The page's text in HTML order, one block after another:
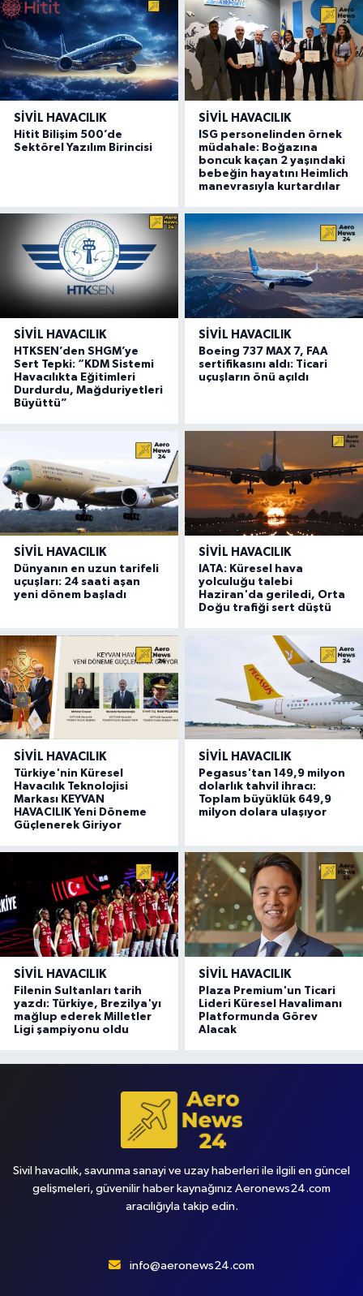
SIVIL HAVACILIK
Hitit Bilişim 500’de
Sektörel Yazılım Birincisi
SIVIL HAVACILIK
ISG personelinden örnek
müdahale: Boğazına
boncuk kaçan 2 yaşındaki
bebeğin hayatını Heimlich
manevrasıyla kurtardılar
SIVIL HAVACILIK
HTKSEN’den SHGM’ye
Sert Tepki: “KDM Sistemi
Havacılıkta Eğitimleri
Durdurdu, Mağduriyetleri
Büyüttü”
SIVIL HAVACILIK
Boeing 737 MAX 7, FAA
sertifikasını aldı: Ticari
uçuşların önü açıldı
SIVIL HAVACILIK
Dünyanın en uzun tarifeli
uçuşları: 24 saati aşan
yeni dönem başladı
SIVIL HAVACILIK
IATA: Küresel hava
yolculuğu talebi
Haziran'da geriledi, Orta
Doğu trafiği sert düştü
SIVIL HAVACILIK
Türkiye'nin Küresel
Havacılık Teknolojisi
Markası KEYVAN
HAVACILIK Yeni Döneme
Güçlenerek Giriyor
SIVIL HAVACILIK
Pegasus'tan 149,9 milyon
dolarlık tahvil ihracı:
Toplam büyüklük 649,9
milyon dolara ulaşıyor
SIVIL HAVACILIK
Filenin Sultanları tarih
yazdı: Türkiye, Brezilya'yı
mağlup ederek Milletler
Ligi şampiyonu oldu
SIVIL HAVACILIK
Plaza Premium'un Ticari
Lideri Küresel Havalimanı
Platformunda Görev
Alacak
Sivil havacılık, savunma sanayi ve uzay haberleri ile ilgili en güncel
gelişmeleri, güvenilir haber kaynağınız Aeronews24.com
aracılığıyla takip edin.
info@aeronews24.com